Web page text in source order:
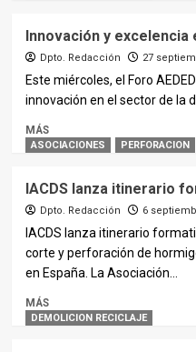
Innovación y excelencia
Dpto. Redacción 27
Este miércoles, el Foro
innovación en el sector de la
MÁS
ASOCIACIONES PERFORACION
IACDS lanza itinerario
Dpto. Redacción 6
IACDS lanza itinerario
corte y perforación de
en España. La Asociación...
MÁS
DEMOLICION RECICLAJE